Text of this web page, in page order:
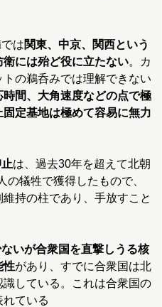
は関東、中京、関西という
には殆ど役に立たない。カ
の鵜呑みでは理解できない
間、大角速度などの点で極
固定基地は極めて容易に無力
は、過去30年を超えて北朝
の犠牲で獲得したもので、
持の柱であり、手放すこと
いが合衆国を直撃しうる核
性があり、すでに合衆国は北
している。これは合衆国の
ている